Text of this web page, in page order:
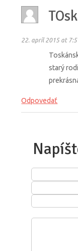
22. apríl 2015 at
starý
Odpovedať